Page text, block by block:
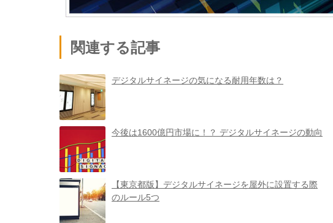
関連する記事
デジタルサイネージの気になる耐用年数は？
今後は1600億円市場に！？ デジタルサイネージの動向
【東京都版】デジタルサイネージを屋外に設置する際
のルール5つ